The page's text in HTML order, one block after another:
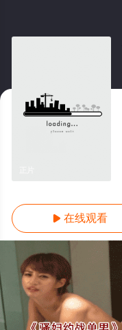
 在线观看